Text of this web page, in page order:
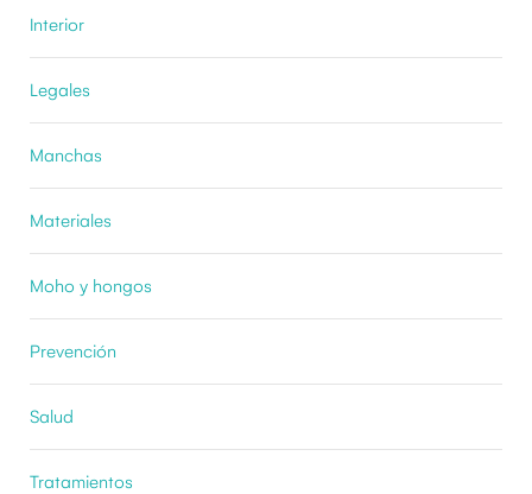
Interior
Legales
Manchas
Materiales
Moho y hongos
Prevención
Salud
Tratamientos